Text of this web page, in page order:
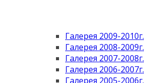
Галерея 2009-2010г.
Галерея 2008-2009г.
Галерея 2007-2008г.
Галерея 2006-2007г.
Галерея 2005-2006г.